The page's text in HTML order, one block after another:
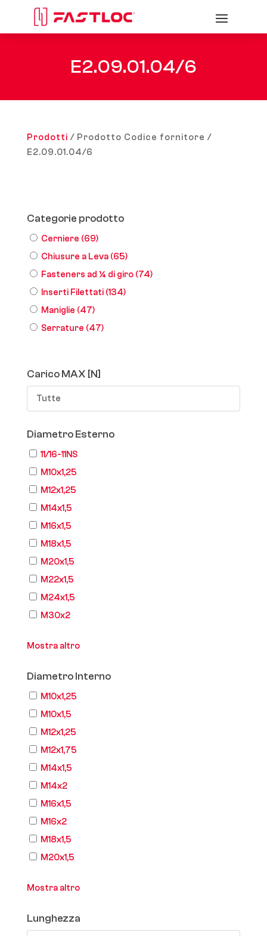
E2.09.01.04/6
Prodotti / Prodotto Codice fornitore /
E2.09.01.04/6
Categorie prodotto
Cerniere (69)
Chiusure a Leva (65)
Fasteners ad ¼ di giro (74)
Inserti Filettati (134)
Maniglie (47)
Serrature (47)
Carico MAX [N]
Tutte
Diametro Esterno
11/16-11NS
M10x1,25
M12x1,25
M14x1,5
M16x1,5
M18x1,5
M20x1,5
M22x1,5
M24x1,5
M30x2
Mostra altro
Diametro Interno
M10x1,25
M10x1,5
M12x1,25
M12x1,75
M14x1,5
M14x2
M16x1,5
M16x2
M18x1,5
M20x1,5
Mostra altro
Lunghezza